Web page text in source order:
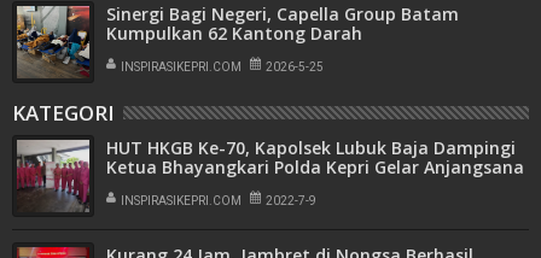
Sinergi Bagi Negeri, Capella Group Batam
Kumpulkan 62 Kantong Darah
INSPIRASIKEPRI.COM 2026-5-25
KATEGORI
HUT HKGB Ke-70, Kapolsek Lubuk Baja Dampingi
Ketua Bhayangkari Polda Kepri Gelar Anjangsana
INSPIRASIKEPRI.COM 2022-7-9